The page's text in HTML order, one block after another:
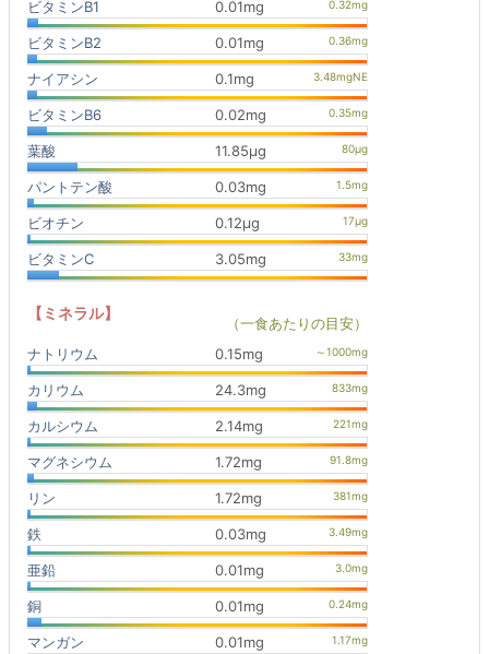
ビタミンB1 0.01mg
ビタミンB2 0.01mg
ナイアシン 0.1mg
ビタミンB6 0.02mg
葉酸 11.85μg
パントテン酸 0.03mg
ビオチン 0.12μg
ビタミンC 3.05mg
【ミネラル】
（一食あたりの目安）
ナトリウム
0.15mg
カリウム 24.3mg
カルシウム 2.14mg
マグネシウム 1.72mg
リン 1.72mg
鉄 0.03mg
亜鉛 0.01mg
銅 0.01mg
マンガン 0.01mg